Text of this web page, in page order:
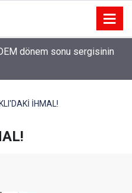
dönem sonu sergisinin
Görbil Özcan partisinden
İHMAL!